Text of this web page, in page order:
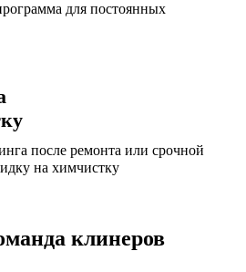
для постоянных
после ремонта или срочной
на химчистку
клинеров